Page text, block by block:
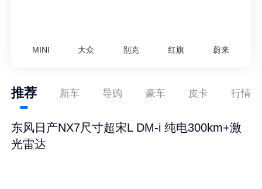
MINI 大众 别克 红旗 蔚来
推荐 新车 导购 豪车 皮卡 行情
东风日产NX7尺寸超宋L DM-i 纯电300km+激
光雷达